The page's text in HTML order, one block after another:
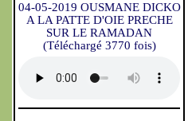
04-05-2019 OUSMANE DICKO
A LA PATTE D'OIE PRECHE
SUR LE RAMADAN
(Téléchargé 3770 fois)